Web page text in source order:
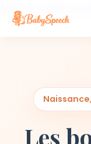
Aller au contenu
Les